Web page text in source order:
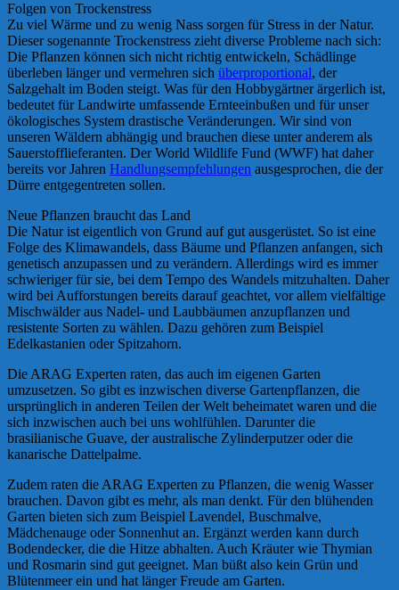
Folgen von Trockenstress
Zu viel Wärme und zu wenig Nass sorgen für Stress in der Natur.
Dieser sogenannte Trockenstress zieht diverse Probleme nach sich:
Die Pflanzen können sich nicht richtig entwickeln, Schädlinge
überleben länger und vermehren sich überproportional, der
Salzgehalt im Boden steigt. Was für den Hobbygärtner ärgerlich ist,
bedeutet für Landwirte umfassende Ernteeinbußen und für unser
ökologisches System drastische Veränderungen. Wir sind von
unseren Wäldern abhängig und brauchen diese unter anderem als
Sauerstofflieferanten. Der World Wildlife Fund (WWF) hat daher
bereits vor Jahren Handlungsempfehlungen ausgesprochen, die der
Dürre entgegentreten sollen.
Neue Pflanzen braucht das Land
Die Natur ist eigentlich von Grund auf gut ausgerüstet. So ist eine
Folge des Klimawandels, dass Bäume und Pflanzen anfangen, sich
genetisch anzupassen und zu verändern. Allerdings wird es immer
schwieriger für sie, bei dem Tempo des Wandels mitzuhalten. Daher
wird bei Aufforstungen bereits darauf geachtet, vor allem vielfältige
Mischwälder aus Nadel- und Laubbäumen anzupflanzen und
resistente Sorten zu wählen. Dazu gehören zum Beispiel
Edelkastanien oder Spitzahorn.
Die ARAG Experten raten, das auch im eigenen Garten
umzusetzen. So gibt es inzwischen diverse Gartenpflanzen, die
ursprünglich in anderen Teilen der Welt beheimatet waren und die
sich inzwischen auch bei uns wohlfühlen. Darunter die
brasilianische Guave, der australische Zylinderputzer oder die
kanarische Dattelpalme.
Zudem raten die ARAG Experten zu Pflanzen, die wenig Wasser
brauchen. Davon gibt es mehr, als man denkt. Für den blühenden
Garten bieten sich zum Beispiel Lavendel, Buschmalve,
Mädchenauge oder Sonnenhut an. Ergänzt werden kann durch
Bodendecker, die die Hitze abhalten. Auch Kräuter wie Thymian
und Rosmarin sind gut geeignet. Man büßt also kein Grün und
Blütenmeer ein und hat länger Freude am Garten.